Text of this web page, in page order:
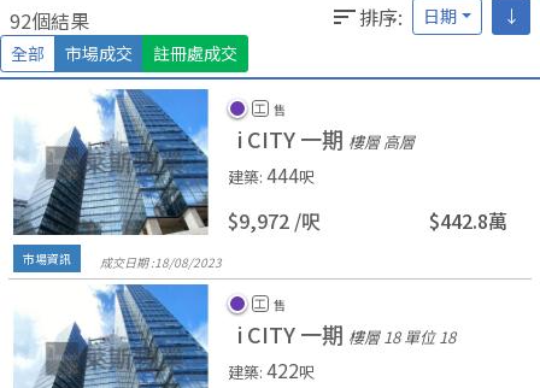
92個結果 排序: 日期
↓
全部
市場成交 註冊處成交
工 售
i CITY 一期 樓層 高層
建築: 444呎
$9,972 /呎 $442.8萬
市場資訊 成交日期 :18/08/2023
工 售
i CITY 一期 樓層 18 單位 18
建築: 422呎